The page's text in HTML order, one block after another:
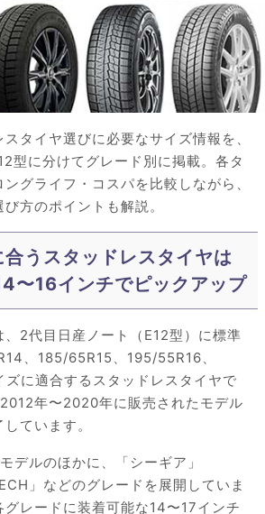
タイヤ選びに必要なサイズ情報を、
型に分けてグレード別に掲載。各タ
グライフ・コスパを比較しながら、
方のポイントも解説。
うスタッドレスタイヤは
〜16インチでピックアップ
、2代目日産ノート（E12型）に標準
、185/65R15、195/55R16、
に適合するスタッドレスタイヤで
年〜2020年に販売されたモデル
ています。
デルのほかに、「シーギア」
」などのグレードを展開していま
グレードに装着可能な14〜17インチ